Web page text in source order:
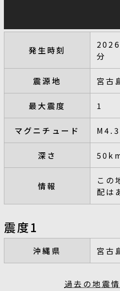
発生時刻
分
震源地 宮古
最大震度 1
マグニチュード M4.3
深さ
情報
この
配は
震度1
沖縄県 宮古
過去の地震